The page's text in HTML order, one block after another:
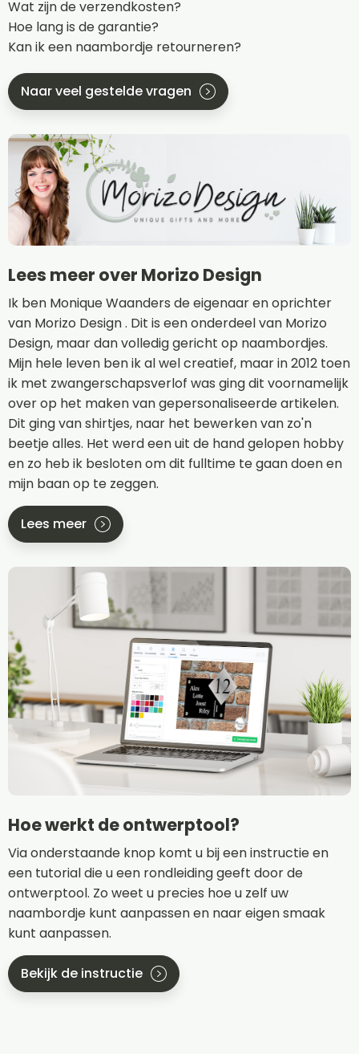
Wat zijn de verzendkosten?
Hoe lang is de garantie?
Kan ik een naambordje retourneren?
Naar veel gestelde vragen
Lees meer over Morizo Design
Ik ben Monique Waanders de eigenaar en oprichter
van Morizo Design . Dit is een onderdeel van Morizo
Design, maar dan volledig gericht op naambordjes.
Mijn hele leven ben ik al wel creatief, maar in 2012 toen
ik met zwangerschapsverlof was ging dit voornamelijk
over op het maken van gepersonaliseerde artikelen.
Dit ging van shirtjes, naar het bewerken van zo'n
beetje alles. Het werd een uit de hand gelopen hobby
en zo heb ik besloten om dit fulltime te gaan doen en
mijn baan op te zeggen.
Lees meer
Hoe werkt de ontwerptool?
Via onderstaande knop komt u bij een instructie en
een tutorial die u een rondleiding geeft door de
ontwerptool. Zo weet u precies hoe u zelf uw
naambordje kunt aanpassen en naar eigen smaak
kunt aanpassen.
Bekijk de instructie